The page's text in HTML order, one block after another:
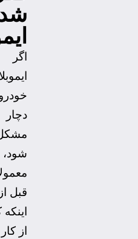
اگر
دچار
شود،
قبل از
اینکه
از کار